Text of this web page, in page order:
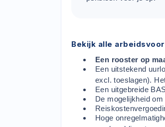
Bekijk alle
Een rooster op
Een uitstekend
excl. toeslagen).
Een uitgebreide
De mogelijkheid
Hoge